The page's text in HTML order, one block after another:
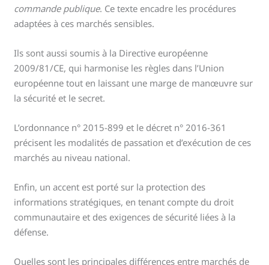
commande publique. Ce texte encadre les procédures
adaptées à ces marchés sensibles.
Ils sont aussi soumis à la Directive européenne
2009/81/CE, qui harmonise les règles dans l’Union
européenne tout en laissant une marge de manœuvre sur
la sécurité et le secret.
L’ordonnance n° 2015-899 et le décret n° 2016-361
précisent les modalités de passation et d’exécution de ces
marchés au niveau national.
Enfin, un accent est porté sur la protection des
informations stratégiques, en tenant compte du droit
communautaire et des exigences de sécurité liées à la
défense.
Quelles sont les principales différences entre marchés de